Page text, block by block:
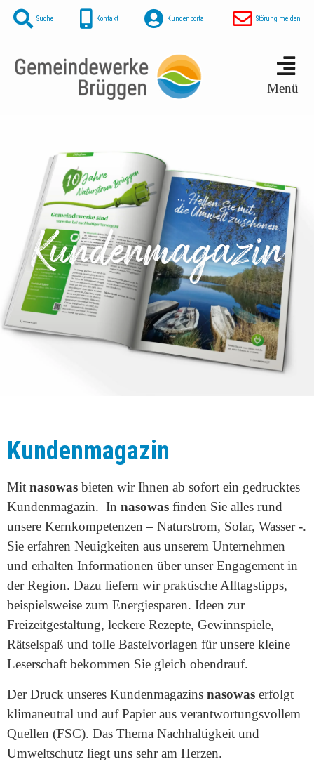
Suche Kontakt Kundenportal Störung melden
Menü
Kundenmagazin
Kundenmagazin
Mit nasowas bieten wir Ihnen ab sofort ein gedrucktes
Kundenmagazin. In nasowas finden Sie alles rund
unsere Kernkompetenzen – Naturstrom, Solar, Wasser -.
Sie erfahren Neuigkeiten aus unserem Unternehmen
und erhalten Informationen über unser Engagement in
der Region. Dazu liefern wir praktische Alltagstipps,
beispielsweise zum Energiesparen. Ideen zur
Freizeitgestaltung, leckere Rezepte, Gewinnspiele,
Rätselspaß und tolle Bastelvorlagen für unsere kleine
Leserschaft bekommen Sie gleich obendrauf.
Der Druck unseres Kundenmagazins nasowas erfolgt
klimaneutral und auf Papier aus verantwortungsvollem
Quellen (FSC). Das Thema Nachhaltigkeit und
Umweltschutz liegt uns sehr am Herzen.